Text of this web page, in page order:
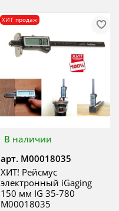
В наличии
ХИТ продаж
арт. М00018035
ХИТ! Рейсмус
электронный iGaging
150 мм IG 35-780
М00018035